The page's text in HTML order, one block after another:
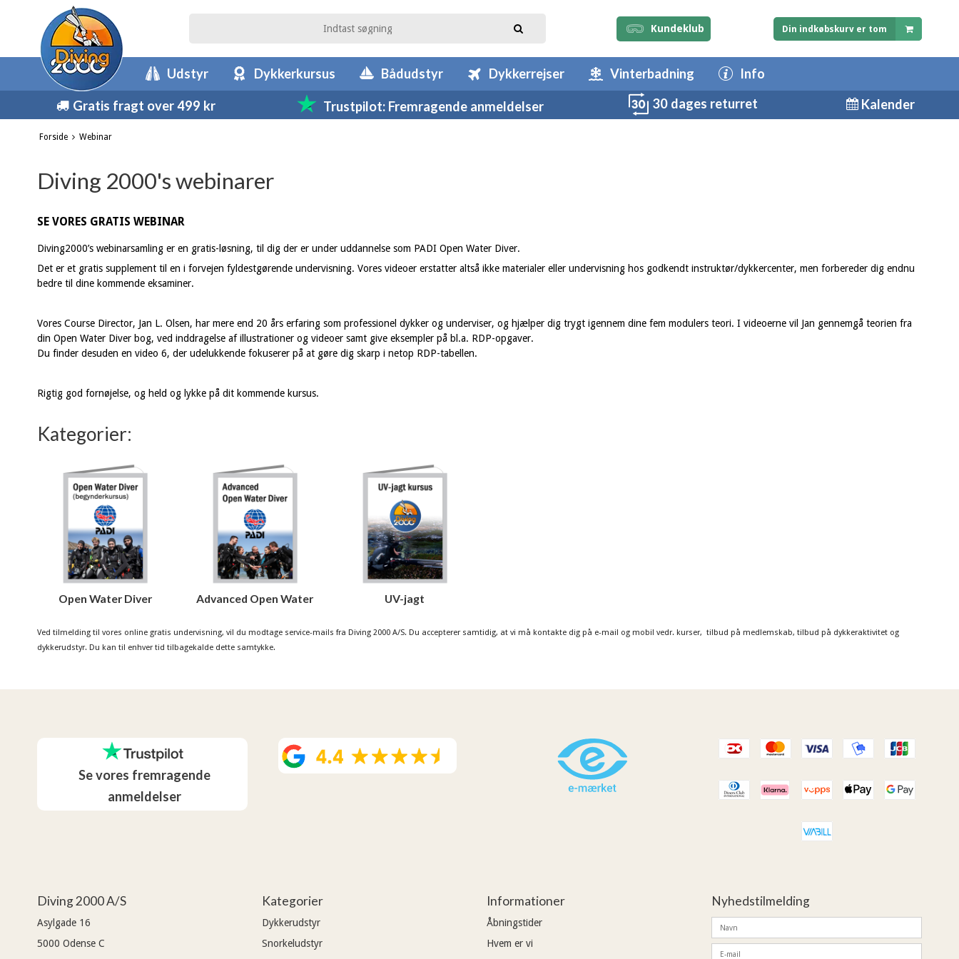
Kundeklub Din indkøbskurv er tom
Udstyr Dykkerkursus Bådudstyr Dykkerrejser Vinterbadning Info
Gratis fragt over 499 kr Trustpilot: Fremragende anmeldelser 30 dages returret Kalender
Forside Webinar
Diving 2000's webinarer
SE VORES GRATIS WEBINAR
Diving2000’s webinarsamling er en gratis-løsning, til dig der er under uddannelse som PADI Open Water Diver.
Det er et gratis supplement til en i forvejen fyldestgørende undervisning. Vores videoer erstatter altså ikke materialer eller undervisning hos godkendt instruktør/dykkercenter, men forbereder dig endnu
bedre til dine kommende eksaminer.
Vores Course Director, Jan L. Olsen, har mere end 20 års erfaring som professionel dykker og underviser, og hjælper dig trygt igennem dine fem modulers teori. I videoerne vil Jan gennemgå teorien fra
din Open Water Diver bog, ved inddragelse af illustrationer og videoer samt give eksempler på bl.a. RDP-opgaver.
Du finder desuden en video 6, der udelukkende fokuserer på at gøre dig skarp i netop RDP-tabellen.
Rigtig god fornøjelse, og held og lykke på dit kommende kursus.
Kategorier:
Open Water Diver Advanced Open Water UV-jagt
Ved tilmelding til vores online gratis undervisning, vil du modtage service-mails fra Diving 2000 A/S. Du accepterer samtidig, at vi må kontakte dig på e-mail og mobil vedr. kurser, tilbud på medlemskab, tilbud på dykkeraktivitet og
dykkerudstyr. Du kan til enhver tid tilbagekalde dette samtykke.
Se vores fremragende
anmeldelser
Diving 2000 A/S
Asylgade 16
5000 Odense C
Kategorier
Dykkerudstyr
Snorkeludstyr
Informationer
Åbningstider
Hvem er vi
Nyhedstilmelding